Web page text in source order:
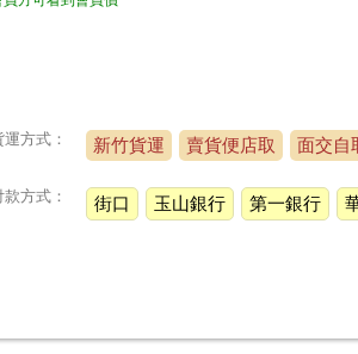
運方式： 新竹貨運 賣貨便店取 面交自
款方式： 街口 玉山銀行 第一銀行